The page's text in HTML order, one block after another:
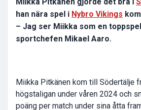
Miikka Pitkänen gjorde det bra i
han nära spel i Nybro Vikings
– Jag ser Miikka som en
sportchefen Mikael Aaro.
Miikka Pitkänen kom till Södertälje
högstaligan under våren 2024 och
poäng per match under sina åtta